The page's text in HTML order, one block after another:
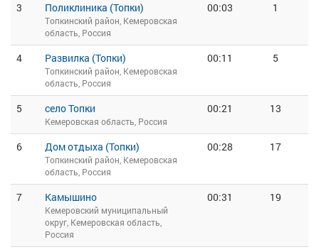
3 Поликлиника (Топки)
Топкинский район, Кемеровская
область, Россия
00:03 1
4 Развилка (Топки)
Топкинский район, Кемеровская
область, Россия
00:11 5
5 село Топки
Кемеровская область, Россия
00:21 13
6 Дом отдыха (Топки)
Топкинский район, Кемеровская
область, Россия
00:28 17
7 Камышино
Кемеровский муниципальный
округ, Кемеровская область,
Россия
00:31 19